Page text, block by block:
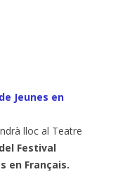
Jeunes en
lloc al Teatre
Festival
en Français.